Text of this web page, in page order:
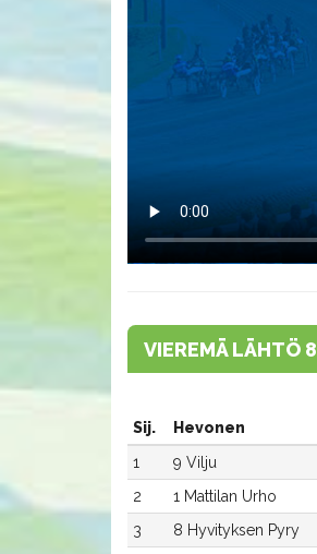
VIEREMÄ LÄHTÖ 8
Sij. Hevonen
1
9 Vilju
2
1 Mattilan Urho
3
8 Hyvityksen Pyry